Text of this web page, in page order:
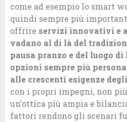
come ad esempio lo smart
quindi sempre più
offrire servizi innovativi e
vadano al di là del
pausa pranzo e del luogo
opzioni sempre più
alle crescenti esigenze
con i propri impegni, non
un’ottica più ampia e
fattori rendono gli scenari